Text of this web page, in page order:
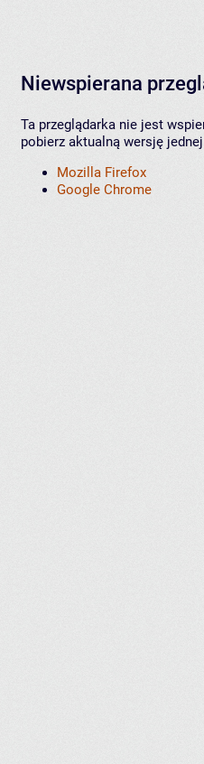
Niewspierana
Ta przeglądarka nie jest
pobierz aktualną wersję
Mozilla Firefox
Google Chrome